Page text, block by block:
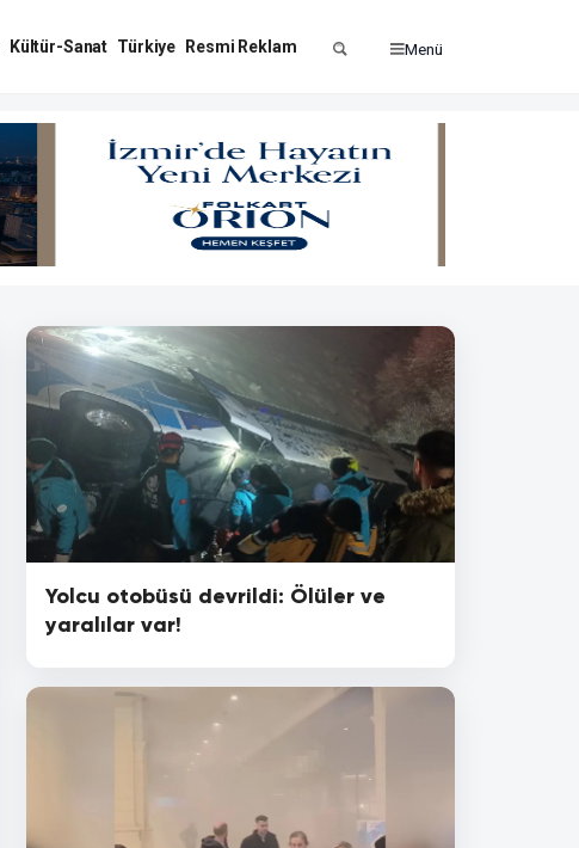
Kültür-Sanat Türkiye Resmi Reklam Menü
Yolcu otobüsü devrildi: Ölüler ve
yaralılar var!